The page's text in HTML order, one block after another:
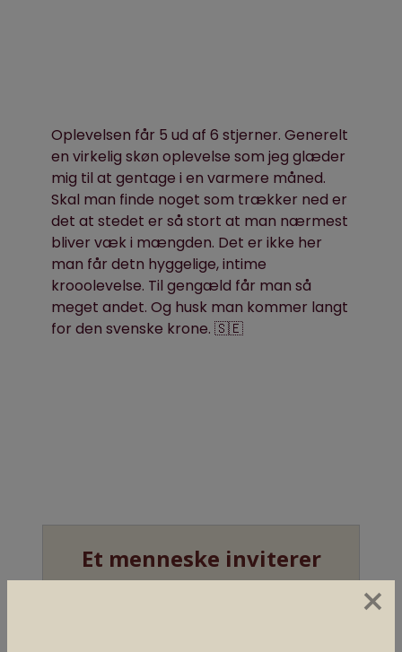
×
Oplevelsen får 5 ud af 6 stjerner. Generelt
en virkelig skøn oplevelse som jeg glæder
mig til at gentage i en varmere måned.
Skal man finde noget som trækker ned er
det at stedet er så stort at man nærmest
bliver væk i mængden. Det er ikke her
man får detn hyggelige, intime
krooolevelse. Til gengæld får man så
meget andet. Og husk man kommer langt
for den svenske krone. 🇸🇪